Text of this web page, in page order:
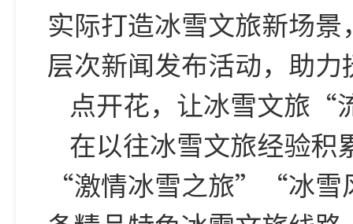
实际打造冰雪文旅新场
层次新闻发布活动，助
点开花，让冰雪文旅
在以往冰雪文旅经验
“激情冰雪之旅”“冰